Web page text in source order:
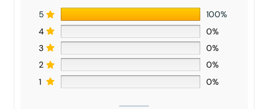
5
100%
4
0%
3
0%
2
0%
1
0%